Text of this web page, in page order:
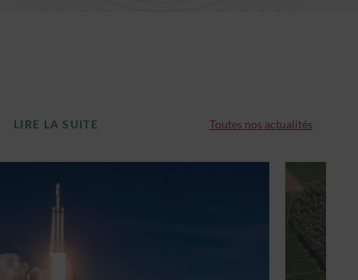
LIRE LA SUITE Toutes nos actualités